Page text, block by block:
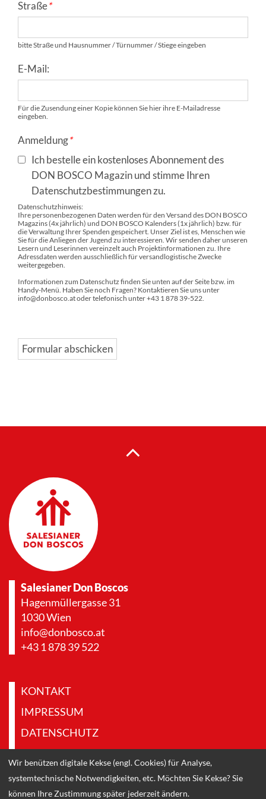
Straße*
bitte Straße und Hausnummer / Türnummer / Stiege eingeben
E-Mail:
Für die Zusendung einer Kopie können Sie hier ihre E-Mailadresse
eingeben.
Anmeldung*
Ich bestelle ein kostenloses Abonnement des
DON BOSCO Magazin und stimme Ihren
Datenschutzbestimmungen zu.
Datenschutzhinweis:
Ihre personenbezogenen Daten werden für den Versand des DON BOSCO
Magazins (4x jährlich) und DON BOSCO Kalenders (1x jährlich) bzw. für
die Verwaltung Ihrer Spenden gespeichert. Unser Ziel ist es, Menschen wie
Sie für die Anliegen der Jugend zu interessieren. Wir senden daher unseren
Lesern und Leserinnen vereinzelt auch Projektinformationen zu. Ihre
Adressdaten werden ausschließlich für versandlogistische Zwecke
weitergegeben.
Informationen zum Datenschutz finden Sie unten auf der Seite bzw. im
Handy-Menü. Haben Sie noch Fragen? Kontaktieren Sie uns unter
info@donbosco.at oder telefonisch unter +43 1 878 39-522.
Salesianer Don Boscos
Hagenmüllergasse 31
1030 Wien
info@donbosco.at
+43 1 878 39 522
KONTAKT
IMPRESSUM
DATENSCHUTZ
PRESSE & DOWNLOADS
Wir benützen digitale Kekse (engl. Cookies) für Analyse,
systemtechnische Notwendigkeiten, etc. Möchten Sie Kekse? Sie
können Ihre Zustimmung später jederzeit ändern.